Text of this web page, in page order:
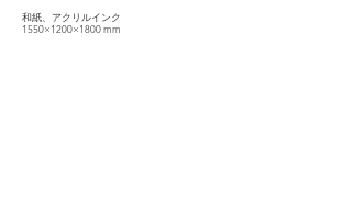
和紙、アクリルインク
1550×1200×1800 mm